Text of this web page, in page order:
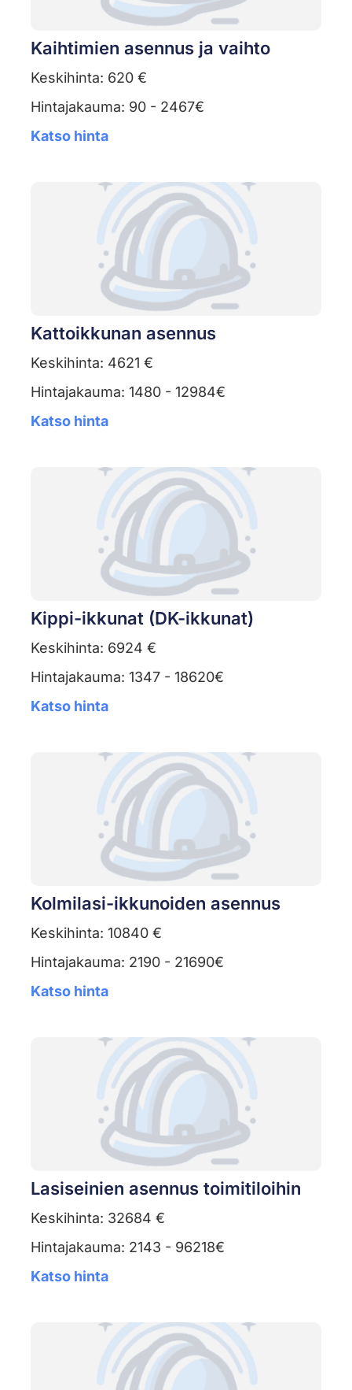
Kaihtimien asennus ja vaihto
Keskihinta: 620 €
Hintajakauma: 90 - 2467€
Katso hinta
Kattoikkunan asennus
Keskihinta: 4621 €
Hintajakauma: 1480 - 12984€
Katso hinta
Kippi-ikkunat (DK-ikkunat)
Keskihinta: 6924 €
Hintajakauma: 1347 - 18620€
Katso hinta
Kolmilasi-ikkunoiden asennus
Keskihinta: 10840 €
Hintajakauma: 2190 - 21690€
Katso hinta
Lasiseinien asennus toimitiloihin
Keskihinta: 32684 €
Hintajakauma: 2143 - 96218€
Katso hinta